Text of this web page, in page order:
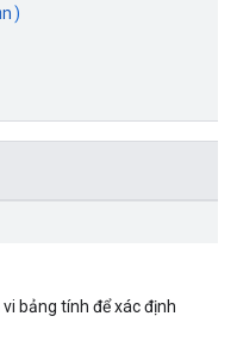
)
bảng tính để xác định